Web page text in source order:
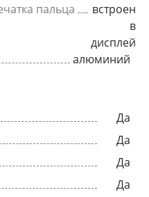
пальца
встроен
в
дисплей
алюминий
Да
Да
Да
Да